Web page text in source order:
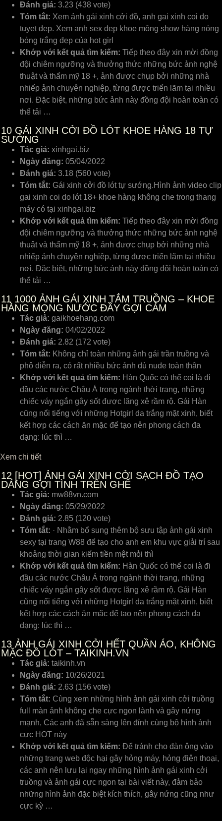
Đánh giá: 3.23 (438 vote)
Tóm tắt: Xem ảnh gái xinh cởi đồ, anh gai xinh coi do
tuyet dep. Xem anh sex đẹp khoe mông show hàng nóng
bỏng trắng đẹp của hot girl
Khớp với kết quả tìm kiếm: Tiếp theo đây xin mời đồng
đội chiêm ngưỡng và thưởng thức những bức ảnh nghệ
thuật và thẩm mỹ 18 +, ảnh được chụp bởi những nhà
nhiếp ảnh chuyên nghiệp, từng được triển lãm tại nhiều
nơi. Đặc biệt, những bức ảnh này đồng đội hoàn toàn có
thể tải …
10 GÁI XINH CỞI ĐỒ LÓT KHOE HÀNG 18 TỰ
SƯỚNG
Tác giả: xinhgai.biz
Ngày đăng: 05/04/2022
Đánh giá: 3.18 (560 vote)
Tóm tắt: Gái xinh cởi đồ lót tự sướng.Hình ảnh video clip
gai xinh coi do lót 18+ khoe hàng không che trong thang
máy có tại xinhgai.biz
Khớp với kết quả tìm kiếm: Tiếp theo đây xin mời đồng
đội chiêm ngưỡng và thưởng thức những bức ảnh nghệ
thuật và thẩm mỹ 18 +, ảnh được chụp bởi những nhà
nhiếp ảnh chuyên nghiệp, từng được triển lãm tại nhiều
nơi. Đặc biệt, những bức ảnh này đồng đội hoàn toàn có
thể tải …
11 1000 ẢNH GÁI XINH TẮM TRUỒNG – KHOE
HÀNG MỌNG NƯỚC ĐẦY GỢI CẢM
Tác giả: gaikhoehang.com
Ngày đăng: 04/02/2022
Đánh giá: 2.82 (172 vote)
Tóm tắt: Không chỉ toàn những ảnh gái trần truồng và
phô diễn ra, có rất nhiều bức ảnh dù nude toàn thân
Khớp với kết quả tìm kiếm: Hàn Quốc có thể coi là đi
đầu các nước Châu Á trong ngành thời trang, những
chiếc váy ngắn gây sốt được lăng xê rầm rộ. Gái Hàn
cũng nổi tiếng với những Hotgirl da trắng mặt xinh, biết
kết hợp các cách ăn mặc để tạo nên phong cách đa
dạng: lúc thì …
Xem chi tiết
12 [HOT] ẢNH GÁI XINH CỞI SẠCH ĐỒ TẠO
DÁNG GỢI TÌNH TRÊN GHẾ
Tác giả: mw88vn.com
Ngày đăng: 05/29/2022
Đánh giá: 2.85 (120 vote)
Tóm tắt: · Nhằm bổ sung thêm bộ sưu tập ảnh gái xinh
sexy tại trang W88 để tạo cho anh em khu vực giải trí sau
khoảng thời gian kiếm tiền mệt mỏi thì
Khớp với kết quả tìm kiếm: Hàn Quốc có thể coi là đi
đầu các nước Châu Á trong ngành thời trang, những
chiếc váy ngắn gây sốt được lăng xê rầm rộ. Gái Hàn
cũng nổi tiếng với những Hotgirl da trắng mặt xinh, biết
kết hợp các cách ăn mặc để tạo nên phong cách đa
dạng: lúc thì …
13 ẢNH GÁI XINH CỞI HẾT QUẦN ÁO, KHÔNG
MẶC ĐỒ LÓT – TAIKINH.VN
Tác giả: taikinh.vn
Ngày đăng: 10/26/2021
Đánh giá: 2.63 (156 vote)
Tóm tắt: Cùng xem những hình ảnh gái xinh cởi truồng
full màn ảnh không che cực ngon lành và gây nứng
mạnh, Các anh đã sẵn sàng lên đỉnh cùng bộ hình ảnh
cực HOT này
Khớp với kết quả tìm kiếm: Để tránh cho đàn ông vào
những trang web độc hại gây hỏng máy, hỏng điện thoại,
các anh nên lưu lại ngay những hình ảnh gái xinh cởi
truồng và ảnh gái cực ngon tại bài viết này, đảm bảo
những hình ảnh đặc biệt kích thích, gây nứng cũng như
cực kỳ …